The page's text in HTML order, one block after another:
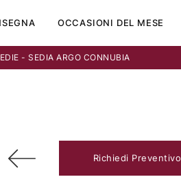
OCCASIONI DEL MESE
-SEDIA ARGO CONNUBIA
Richiedi Preventivo